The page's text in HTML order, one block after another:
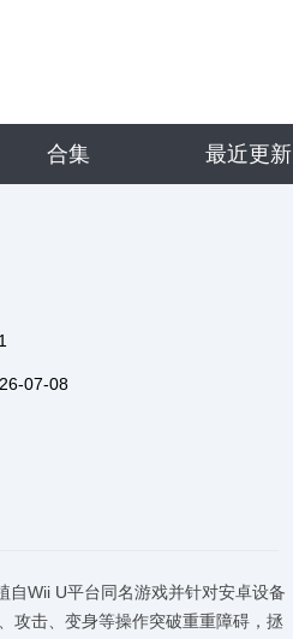
合集 最近更新
07-08
自Wii U平台同名游戏并针对安卓设备
攻击、变身等操作突破重重障碍，拯